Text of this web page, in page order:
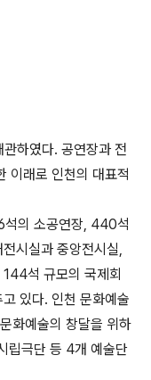
하였다. 공연장과 전
이래로 인천의 대표적
석의 소공연장, 440석
시실과 중앙전시실,
석 규모의 국제회
있다. 인천 문화예술
화예술의 창달을 위하
립극단 등 4개 예술단